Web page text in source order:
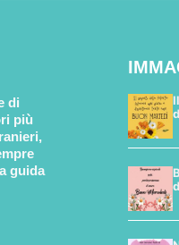
di
più
guida